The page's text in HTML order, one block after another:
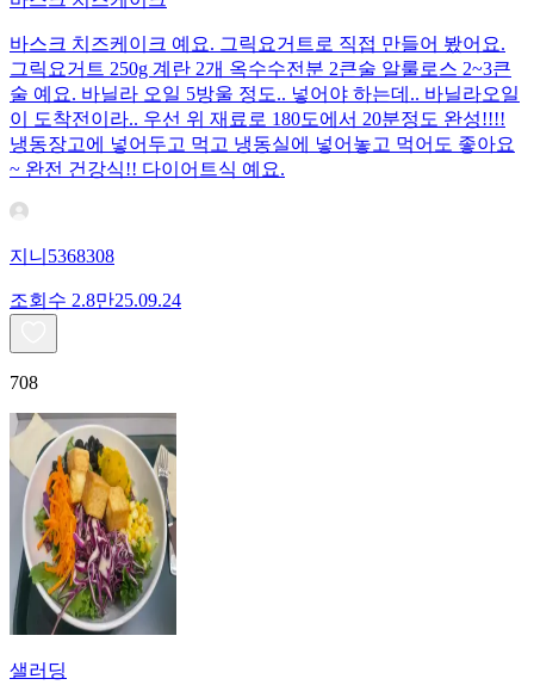
바스크 치즈케이크 예요. 그릭요거트로 직접 만들어 봤어요.
그릭요거트 250g 계란 2개 옥수수전분 2큰술 알룰로스 2~3큰
술 예요. 바닐라 오일 5방울 정도.. 넣어야 하는데.. 바닐라오일
이 도착전이라.. 우선 위 재료로 180도에서 20분정도 완성!!!!
냉동장고에 넣어두고 먹고 냉동실에 넣어놓고 먹어도 좋아요
~ 완전 건강식!! 다이어트식 예요.
지니5368308
조회수 2.8만25.09.24
708
샐러딩